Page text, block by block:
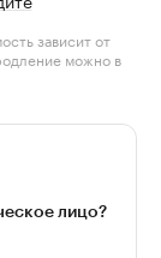
зависит от
можно в
лицо?